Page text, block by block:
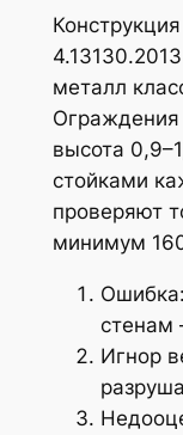
металл
высота
стойками
проверяют
минимум
стенам
Игнор